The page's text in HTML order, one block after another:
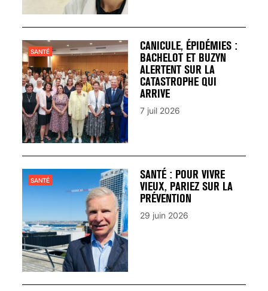
CANICULE, ÉPIDÉMIES :
BACHELOT ET BUZYN
ALERTENT SUR LA
CATASTROPHE QUI
ARRIVE
SANTÉ
7 juil 2026
SANTÉ : POUR VIVRE
VIEUX, PARIEZ SUR LA
PRÉVENTION
SANTÉ
29 juin 2026